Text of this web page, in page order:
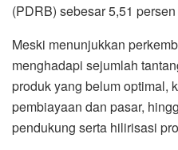
(PDRB) sebesar 5,51
Meski menunjukkan
menghadapi sejumlah
produk yang belum optimal,
pembiayaan dan pasar,
pendukung serta hilirisasi